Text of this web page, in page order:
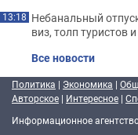
13:18 Небанальный
виз, толп туристов
Все новости
Политика | Экономика |
Авторское | Интересное |
Информационное